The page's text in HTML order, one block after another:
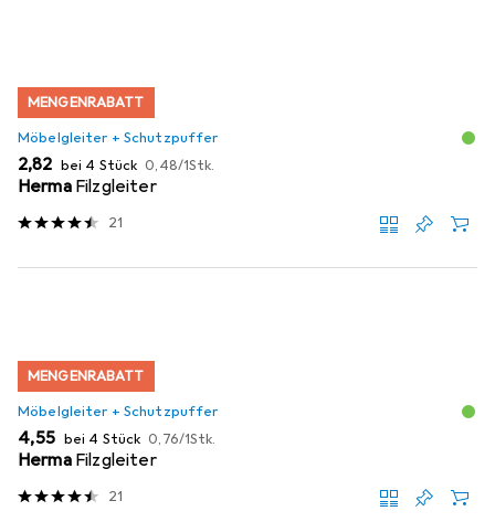
MENGENRABATT
Möbelgleiter + Schutzpuffer
EUR
2,82 bei 4 Stück EUR
0,48/1Stk.
Herma Filzgleiter
21
MENGENRABATT
Möbelgleiter + Schutzpuffer
EUR
4,55 bei 4 Stück EUR
0,76/1Stk.
Herma Filzgleiter
21